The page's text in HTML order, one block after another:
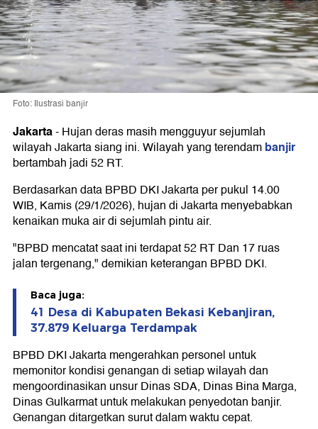
Foto: Ilustrasi banjir
Jakarta-Hujan deras masih mengguyur sejumlah
wilayah Jakarta siang ini. Wilayah yang terendambanjir
bertambah jadi 52 RT.
Berdasarkan data BPBD DKI Jakarta per pukul 14.00
WIB, Kamis (29/1/2026), hujan di Jakarta menyebabkan
kenaikan muka air di sejumlah pintu air.
"BPBD mencatat saat ini terdapat 52 RT Dan 17 ruas
jalan tergenang," demikian keterangan BPBD DKI.
Baca juga:
41 Desa di Kabupaten Bekasi Kebanjiran,
37.879 Keluarga Terdampak
BPBD DKI Jakarta mengerahkan personel untuk
memonitor kondisi genangan di setiap wilayah dan
mengoordinasikan unsur Dinas SDA, Dinas Bina Marga,
Dinas Gulkarmat untuk melakukan penyedotan banjir.
Genangan ditargetkan surut dalam waktu cepat.